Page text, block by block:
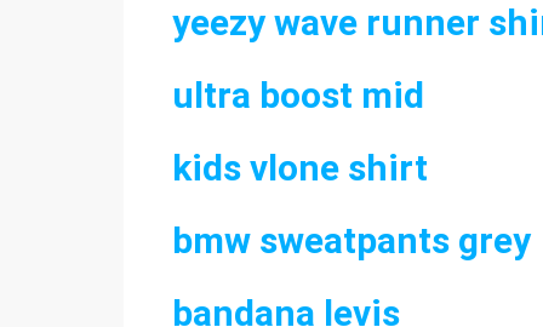
yeezy wave runner
ultra boost mid
kids vlone shirt
bmw sweatpants grey
bandana levis